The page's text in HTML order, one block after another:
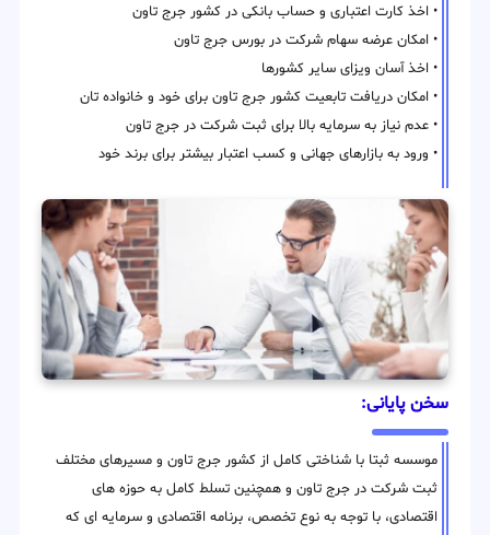
• اخذ کارت اعتباری و حساب بانکی در کشور جرج تاون
• امکان عرضه سهام شرکت در بورس جرج تاون
• اخذ آسان ویزای سایر کشورها
• امکان دریافت تابعیت کشور جرج تاون برای خود و خانواده تان
• عدم نیاز به سرمایه بالا برای ثبت شرکت در جرج تاون
• ورود به بازارهای جهانی و کسب اعتبار بیشتر برای برند خود
سخن پایانی:
موسسه ثبتا با شناختی کامل از کشور جرج تاون و مسیرهای مختلف
ثبت شرکت در جرج تاون و همچنین تسلط کامل به حوزه های
اقتصادی، با توجه به نوع تخصص، برنامه اقتصادی و سرمایه ای که